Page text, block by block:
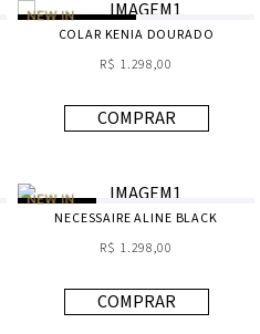
COLAR KENIA DOURADO
R$ 1.298,00
COMPRAR
NECESSAIRE ALINE BLACK
R$ 1.298,00
COMPRAR